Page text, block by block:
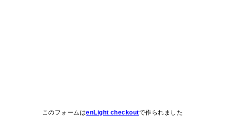
このフォームはenLight checkoutで作られました